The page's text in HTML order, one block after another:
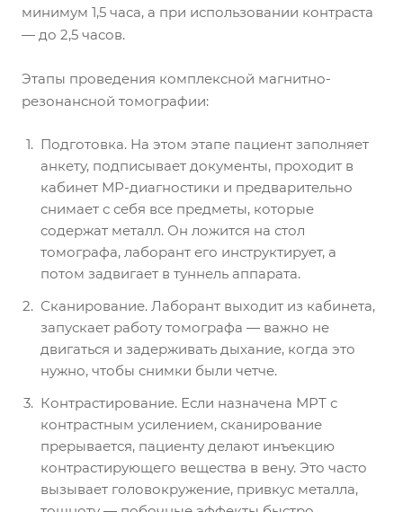
минимум 1,5 часа, а при использовании контраста
— до 2,5 часов.
Этапы проведения комплексной магнитно-
резонансной томографии:
Подготовка. На этом этапе пациент заполняет
анкету, подписывает документы, проходит в
кабинет МР-диагностики и предварительно
снимает с себя все предметы, которые
содержат металл. Он ложится на стол
томографа, лаборант его инструктирует, а
потом задвигает в туннель аппарата.
Сканирование. Лаборант выходит из кабинета,
запускает работу томографа — важно не
двигаться и задерживать дыхание, когда это
нужно, чтобы снимки были четче.
Контрастирование. Если назначена МРТ с
контрастным усилением, сканирование
прерывается, пациенту делают инъекцию
контрастирующего вещества в вену. Это часто
вызывает головокружение, привкус металла,